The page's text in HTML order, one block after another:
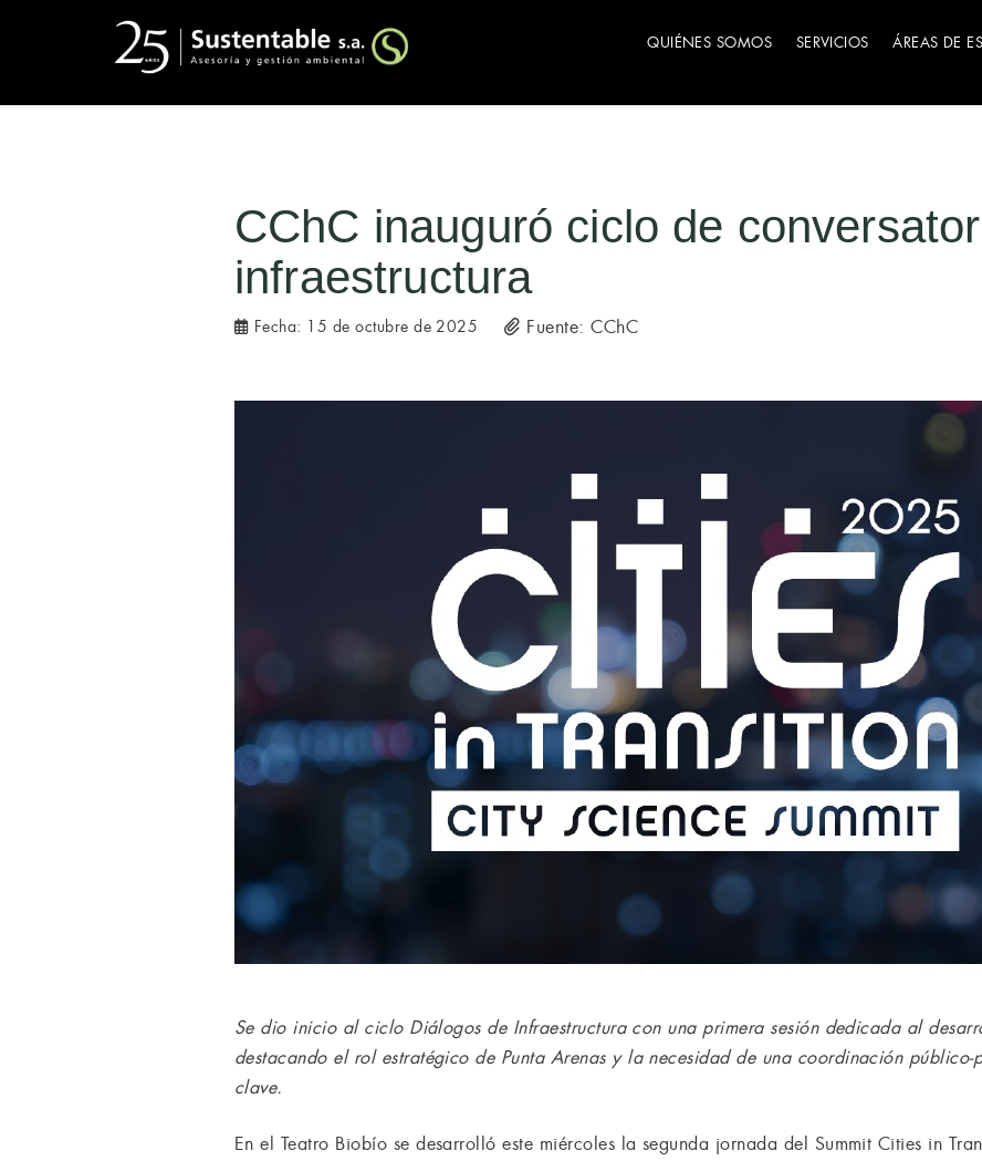
QUIÉNES SOMOS SERVICIOS ÁREAS DE
CChC inauguró ciclo de
infraestructura
Fecha: 15 de octubre de 2025 Fuente: CChC
Se dio inicio al ciclo Diálogos de Infraestructura con una primera sesión dedicada al
destacando el rol estratégico de Punta Arenas y la necesidad de una coordinación
clave.
En el Teatro Biobío se desarrolló este miércoles la segunda jornada del Summit Cities in